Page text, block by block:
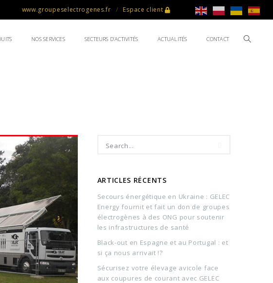
www.groupeselectrogenes.fr Espace client
NOS SERVICES SECTEURS D’ACTIVITÉS ACTUALITÉS CONTACT
ARTICLES RÉCENTS
Secours énergétique en Ukraine : GELEC
Energy fournit et fait un don de groupes
électrogènes à des ONG pour soutenir
les infrastructures de santé
Black-out en Espagne et au Portugal : et
si ça nous arrivait !?
Sécurisez votre élevage avicole face
aux coupures de courant avec GELEC